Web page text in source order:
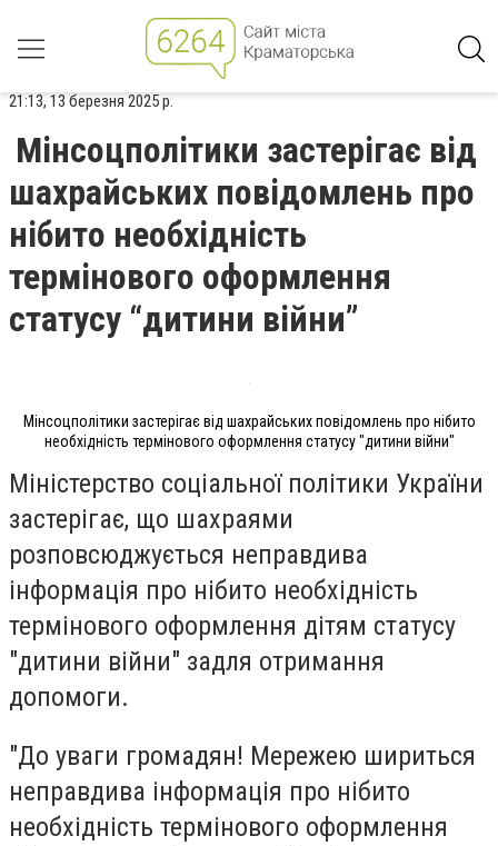
21:13, 13 березня 2025 р.
Мінсоцполітики застерігає від
шахрайських повідомлень про
нібито необхідність
термінового оформлення
статусу “дитини війни”
Мінсоцполітики застерігає від шахрайських повідомлень про нібито
необхідність термінового оформлення статусу "дитини війни"
Міністерство соціальної політики України
застерігає, що шахраями
розповсюджується неправдива
інформація про нібито необхідність
термінового оформлення дітям статусу
"дитини війни" задля отримання
допомоги.
"До уваги громадян! Мережею шириться
неправдива інформація про нібито
необхідність термінового оформлення